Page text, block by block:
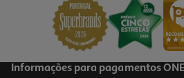
Price reduced from
13,25 €
Informações para pagamentos